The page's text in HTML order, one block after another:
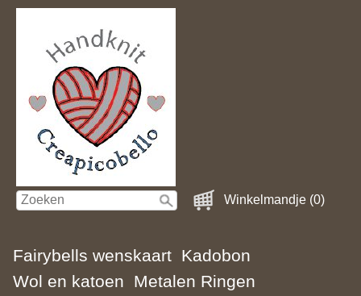
Winkelmandje (0)
Fairybells wenskaart Kadobon
Wol en katoen
Metalen Ringen